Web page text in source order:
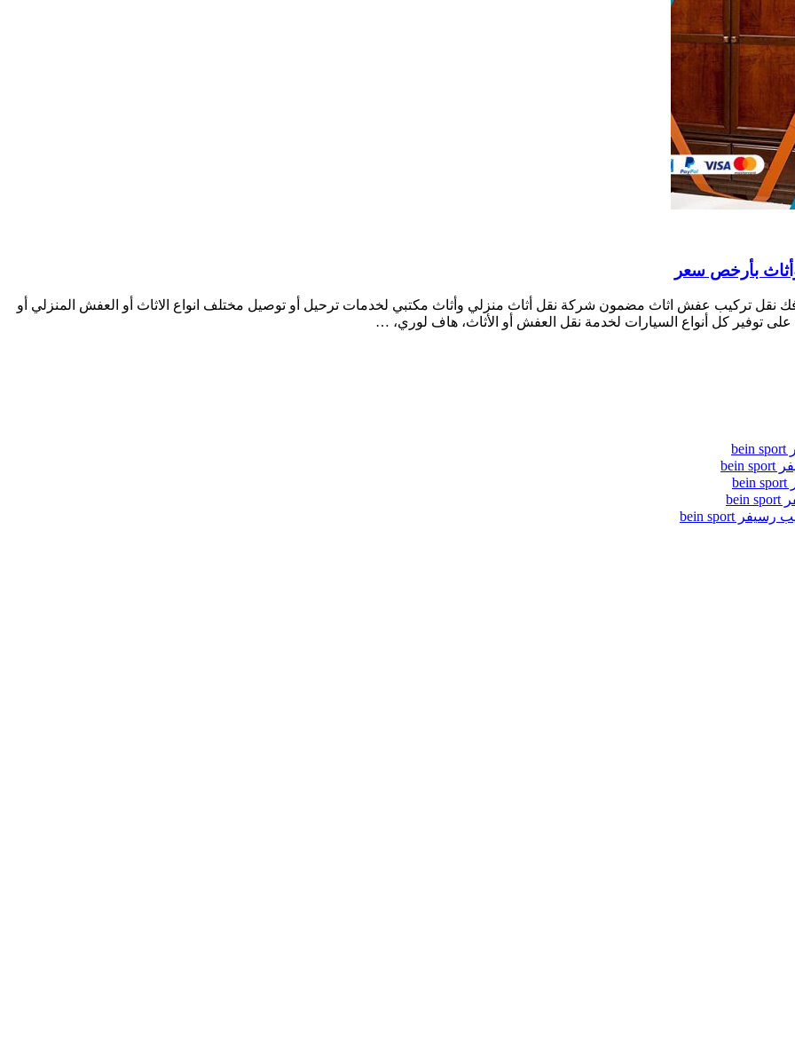
تركيب عفش اثاث مضمون شركة نقل أثاث منزلي وأثاث مكتبي لخدمات ترحيل أو توصيل مختلف انواع الاثاث أو العفش المنزلي أو
على توفير كل أنواع السيارات لخدمة نقل العفش أو الأثاث، هاف لوري، …